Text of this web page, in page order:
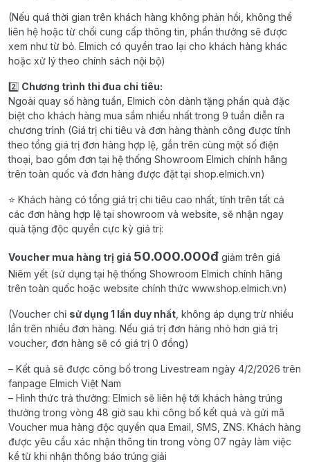
(Nếu quá thời gian trên khách hàng không phản hồi, không thể
liên hệ hoặc từ chối cung cấp thông tin, phần thưởng sẽ được
xem như từ bỏ. Elmich có quyền trao lại cho khách hàng khác
hoặc xử lý theo chính sách nội bộ)
2️⃣ Chương trình thi đua chi tiêu:
Ngoài quay số hàng tuần, Elmich còn dành tặng phần quà đặc
biệt cho khách hàng mua sắm nhiều nhất trong 9 tuần diễn ra
chương trình (Giá trị chi tiêu và đơn hàng thành công được tính
theo tổng giá trị đơn hàng hợp lệ, gắn trên cùng một số điện
thoại, bao gồm đơn tại hệ thống Showroom Elmich chính hãng
trên toàn quốc và đơn hàng được đặt tại shop.elmich.vn)
⭐ Khách hàng có tổng giá trị chi tiêu cao nhất, tính trên tất cả
các đơn hàng hợp lệ tại showroom và website, sẽ nhận ngay
quà tặng độc quyền cực kỳ giá trị:
Voucher mua hàng trị giá 50.000.000đ giảm trên giá
Niêm yết (sử dụng tại hệ thống Showroom Elmich chính hãng
trên toàn quốc hoặc website chính thức www.shop.elmich.vn)
(Voucher chỉ sử dụng 1 lần duy nhất , không áp dụng trừ nhiều
lần trên nhiều đơn hàng. Nếu giá trị đơn hàng nhỏ hơn giá trị
voucher, đơn hàng sẽ có giá trị 0 đồng)
– Kết quả sẽ được công bố trong Livestream ngày 4/2/2026 trên
fanpage Elmich Việt Nam
– Hình thức trả thưởng: Elmich sẽ liên hệ tới khách hàng trúng
thưởng trong vòng 48 giờ sau khi công bố kết quả và gửi mã
Voucher mua hàng độc quyền qua Email, SMS, ZNS. Khách hàng
được yêu cầu xác nhận thông tin trong vòng 07 ngày làm việc
kể từ khi nhận thông báo trúng giải